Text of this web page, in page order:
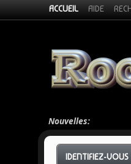
ACCUEIL AIDE
Nouvelles:
IDENTIFIEZ-VOUS